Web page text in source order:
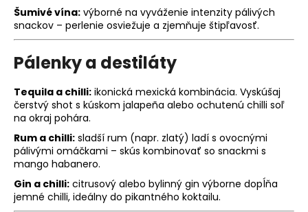
Šumivé vína: výborné na vyváženie intenzity pálivých
snackov – perlenie osviežuje a zjemňuje štipľavosť.
Pálenky a destiláty
Tequila a chilli: ikonická mexická kombinácia. Vyskúšaj
čerstvý shot s kúskom jalapeña alebo ochutenú chilli soľ
na okraj pohára.
Rum a chilli: sladší rum (napr. zlatý) ladí s ovocnými
pálivými omáčkami – skús kombinovať so snackmi s
mango habanero.
Gin a chilli: citrusový alebo bylinný gin výborne dopĺňa
jemné chilli, ideálny do pikantného koktailu.